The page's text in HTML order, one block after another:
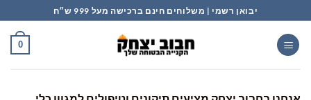
to
content
יבואן רשמי | משלוחים חינם ברכישה מעל 999 ש״ח
0